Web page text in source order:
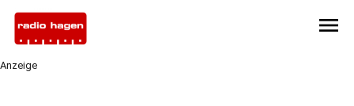
menu
Anzeige